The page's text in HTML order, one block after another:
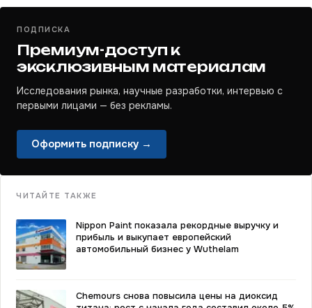
ПОДПИСКА
Премиум-доступ к
эксклюзивным материалам
Исследования рынка, научные разработки, интервью с
первыми лицами — без рекламы.
Оформить подписку →
ЧИТАЙТЕ ТАКЖЕ
Nippon Paint показала рекордные выручку и
прибыль и выкупает европейский
автомобильный бизнес у Wuthelam
Chemours снова повысила цены на диоксид